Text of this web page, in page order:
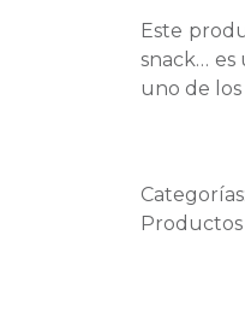
Este
snack… es
uno de los
Productos